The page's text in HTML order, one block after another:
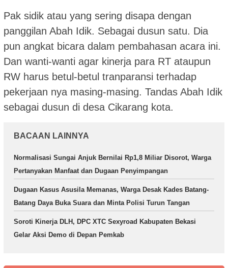
Pak sidik atau yang sering disapa dengan
panggilan Abah Idik. Sebagai dusun satu. Dia
pun angkat bicara dalam pembahasan acara ini.
Dan wanti-wanti agar kinerja para RT ataupun
RW harus betul-betul tranparansi terhadap
pekerjaan nya masing-masing. Tandas Abah Idik
sebagai dusun di desa Cikarang kota.
BACAAN LAINNYA
Normalisasi Sungai Anjuk Bernilai Rp1,8 Miliar Disorot, Warga
Pertanyakan Manfaat dan Dugaan Penyimpangan
Dugaan Kasus Asusila Memanas, Warga Desak Kades Batang-
Batang Daya Buka Suara dan Minta Polisi Turun Tangan
Soroti Kinerja DLH, DPC XTC Sexyroad Kabupaten Bekasi
Gelar Aksi Demo di Depan Pemkab